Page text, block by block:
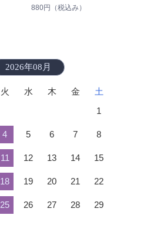
880円 （税込み）
2026年08月
火 水 木 金
土
1
4 5 6 7 8
11 12 13 14 15
18 19 20 21 22
25 26 27 28 29